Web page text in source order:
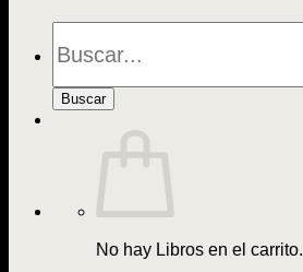
de
Buscar
No hay Libros en el carrito.